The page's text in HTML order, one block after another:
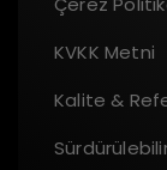
KVKK Metni
Kalite &